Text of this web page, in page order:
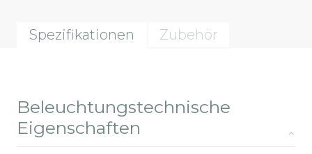
Spezifikationen Zubehör
Beleuchtungstechnische
Eigenschaften